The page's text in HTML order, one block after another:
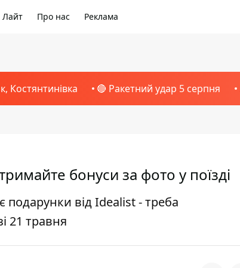
Лайт Про нас Реклама
Костянтинівка 🔴 Ракетний удар 5 серпня
бонуси за фото у поїзді
подарунки від Idealist - треба
21 травня